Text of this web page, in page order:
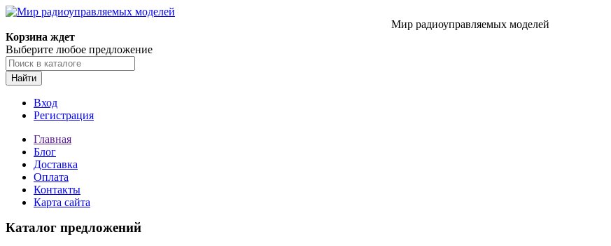
Мир радиоуправляемых моделей
Корзина ждет
Выберите любое предложение
Найти
Вход
Регистрация
Главная
Блог
Доставка
Оплата
Контакты
Карта сайта
Каталог предложений